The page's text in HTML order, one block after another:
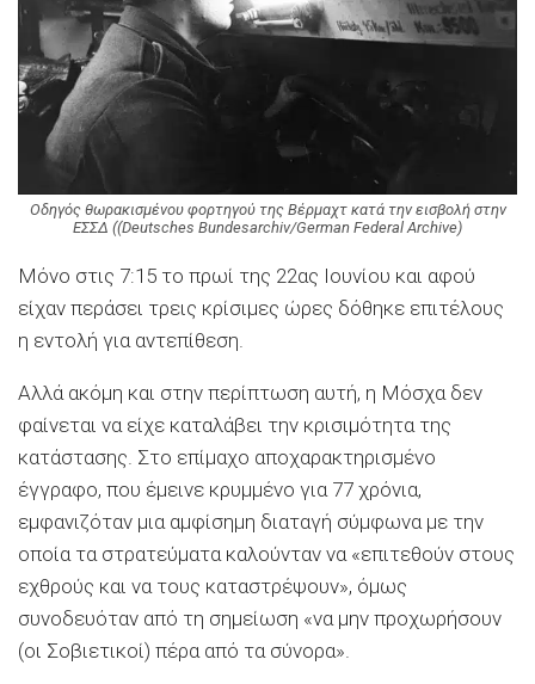
Οδηγός θωρακισμένου φορτηγού της Βέρμαχτ κατά την εισβολή στην
ΕΣΣΔ ((Deutsches Bundesarchiv/German Federal Archive)
Μόνο στις 7:15 το πρωί της 22ας Ιουνίου και αφού
είχαν περάσει τρεις κρίσιμες ώρες δόθηκε επιτέλους
η εντολή για αντεπίθεση.
Αλλά ακόμη και στην περίπτωση αυτή, η Μόσχα δεν
φαίνεται να είχε καταλάβει την κρισιμότητα της
κατάστασης. Στο επίμαχο αποχαρακτηρισμένο
έγγραφο, που έμεινε κρυμμένο για 77 χρόνια,
εμφανιζόταν μια αμφίσημη διαταγή σύμφωνα με την
οποία τα στρατεύματα καλούνταν να «επιτεθούν στους
εχθρούς και να τους καταστρέψουν», όμως
συνοδευόταν από τη σημείωση «να μην προχωρήσουν
(οι Σοβιετικοί) πέρα από τα σύνορα».